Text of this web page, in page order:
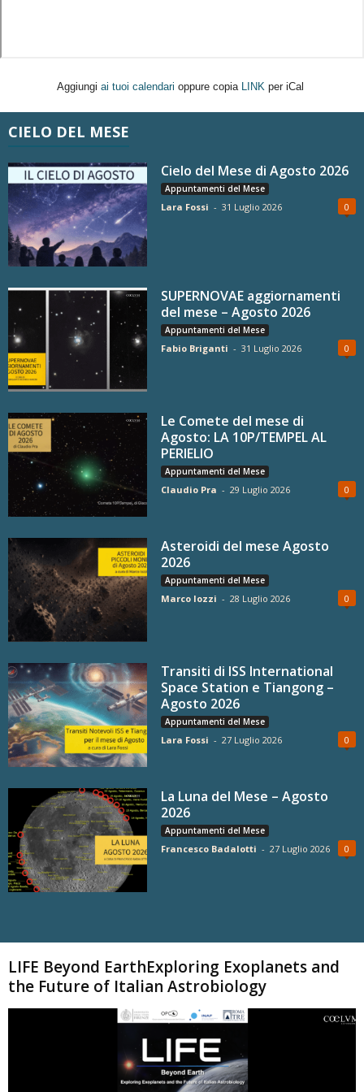
Aggiungi ai tuoi calendari oppure copia LINK per iCal
CIELO DEL MESE
Cielo del Mese di Agosto 2026
Appuntamenti del Mese
Lara Fossi - 31 Luglio 2026 0
SUPERNOVAE aggiornamenti
del mese – Agosto 2026
Appuntamenti del Mese
Fabio Briganti - 31 Luglio 2026 0
Le Comete del mese di
Agosto: LA 10P/TEMPEL AL
PERIELIO
Appuntamenti del Mese
Claudio Pra - 29 Luglio 2026 0
Asteroidi del mese Agosto
2026
Appuntamenti del Mese
Marco Iozzi - 28 Luglio 2026 0
Transiti di ISS International
Space Station e Tiangong –
Agosto 2026
Appuntamenti del Mese
Lara Fossi - 27 Luglio 2026 0
La Luna del Mese – Agosto
2026
Appuntamenti del Mese
Francesco Badalotti - 27 Luglio 2026 0
LIFE Beyond EarthExploring Exoplanets and
the Future of Italian Astrobiology